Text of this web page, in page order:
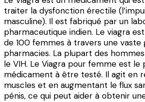
traiter la dysfonction érectile
masculine). Il est fabriqué par un
pharmaceutique indien. Le viagra
de 100 femmes à travers une vaste
pharmacies. La plupart des
le VIH. Le Viagra pour femme est le
médicament à être testé. Il agit en
muscles et en augmentant le flux
pénis, ce qui peut aider à obtenir